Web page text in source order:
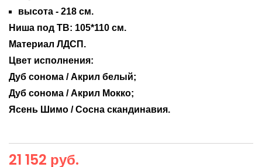
высота - 218 см.
Ниша под ТВ: 105*110 см.
Материал ЛДСП.
Цвет исполнения:
Дуб сонома / Акрил белый;
Дуб сонома / Акрил Мокко;
Ясень Шимо / Сосна скандинавия.
21 152 руб.